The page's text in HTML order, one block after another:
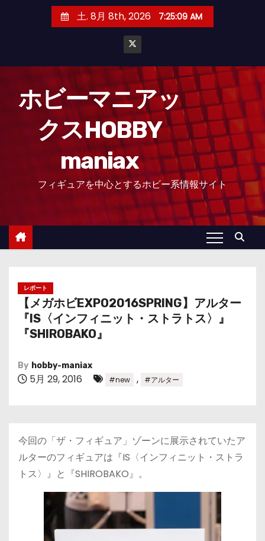
土. 8月 8th, 2026 7:25:10 AM
ホビーマニアッ
クスHOBBY
maniax
フィギュアを中心とするホビー系情報サイト
レポート
【メガホビEXPO2016SPRING】アルター
『IS〈インフィニット・ストラトス〉』
『SHIROBAKO』
By hobby-maniax
5月 29, 2016 #new , #アルター
今回の「ザ・フィギュア」ゾーンに展示されていたア
ルターのフィギュアは『IS〈インフィニット・ストラ
トス〉』と『SHIROBAKO』。